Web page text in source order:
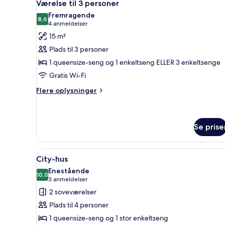
alle
billeder
af
Værelse
til
3
personer
Værelse til 3 personer
8,68,6 ud af 10
Fremragende
4 anmeldelser
(4
anmeldelser)
15 m²
Plads til 3 personer
1 queensize-seng og 1 enkeltseng ELLER 3 enkeltsenge
Gratis Wi-Fi
Flere oplysninger
Flere
3
personer
Se
Indlæs
alle
billeder
af
City-
hus
City-hus | Lydisolering, gratis
6
City-hus
10,010,0 ud af 10
Enestående
3 anmeldelser
(3
anmeldelser)
2 soveværelser
Plads til 4 personer
1 queensize-seng og 1 stor enkeltseng